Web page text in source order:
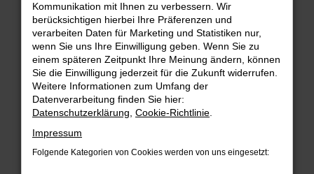
Fehler: Network Error
Beim Laden ist ein Fehler aufgetreten.
Hier sind ein paar Tipps, die dir helfen können:
Überprüfe deine Firewall und deine
Internetverbindung.
Laden andere Webseiten, zum Beispiel deine
Suchmaschine?
Prüfe deine Browsererweiterungen.
Kommunikation mit Ihnen zu verbessern. Wir
berücksichtigen hierbei Ihre Präferenzen und
verarbeiten Daten für Marketing und Statistiken nur,
wenn Sie uns Ihre Einwilligung geben. Wenn Sie zu
einem späteren Zeitpunkt Ihre Meinung ändern, können
Sie die Einwilligung jederzeit für die Zukunft widerrufen.
Weitere Informationen zum Umfang der
Datenverarbeitung finden Sie hier:
Datenschutzerklärung Cookie-Richtlinie
Impressum
Folgende Kategorien von Cookies werden von uns eingesetzt: